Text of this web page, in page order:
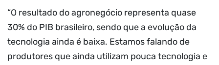
“O resultado do agronegócio representa quase
30% do PIB brasileiro, sendo que a evolução da
tecnologia ainda é baixa. Estamos falando de
produtores que ainda utilizam pouca tecnologia e